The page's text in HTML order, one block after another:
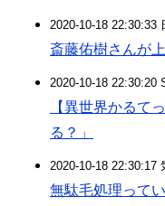
2020-10-18 22:30:33
斎藤佑樹さんが
2020-10-18 22:30:20
【異世界かるて
る？」
2020-10-18 22:30:17
無駄毛処理って